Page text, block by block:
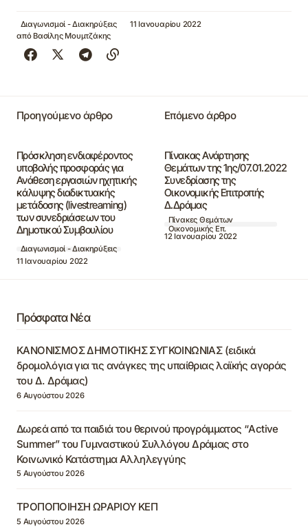
Διαγωνισμοί - Διακηρύξεις
11 Ιανουαρίου 2022
από Βασίλης Μουμτζάκης
Προηγούμενο άρθρο
Πρόσκληση ενδιαφέροντος
υποβολής προσφοράς για
Ανάθεση εργασιών ηχητικής
κάλυψης διαδικτυακής
μετάδοσης (livestreaming)
των συνεδριάσεων του
Δημοτικού Συμβουλίου
Διαγωνισμοί - Διακηρύξεις
11 Ιανουαρίου 2022
Επόμενο άρθρο
Πίνακας Ανάρτησης
Θεμάτων της 1ης/07.01.2022
Συνεδρίασης της
Οικονομικής Επιτροπής
Δ.Δράμας
Πίνακες Θεμάτων
Οικονομικής Επ.
12 Ιανουαρίου 2022
Πρόσφατα Νέα
ΚΑΝΟΝΙΣΜΟΣ ΔΗΜΟΤΙΚΗΣ ΣΥΓΚΟΙΝΩΝΙΑΣ (ειδικά
δρομολόγια για τις ανάγκες της υπαίθριας λαϊκής αγοράς
του Δ. Δράμας)
6 Αυγούστου 2026
Δωρεά από τα παιδιά του θερινού προγράμματος “Active
Summer” του Γυμναστικού Συλλόγου Δράμας στο
Κοινωνικό Κατάστημα Αλληλεγγύης
5 Αυγούστου 2026
ΤΡΟΠΟΠΟΙΗΣΗ ΩΡΑΡΙΟΥ ΚΕΠ
5 Αυγούστου 2026